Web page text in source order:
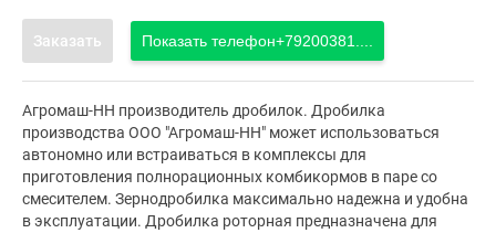
Заказать Показать телефон+79200381....
Агромаш-НН производитель дробилок. Дробилка
производства ООО "Агромаш-НН" может использоваться
автономно или встраиваться в комплексы для
приготовления полнорационных комбикормов в паре со
смесителем. Зернодробилка максимально надежна и удобна
в эксплуатации. Дробилка роторная предназначена для